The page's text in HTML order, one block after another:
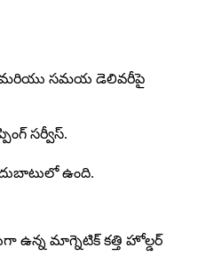
మరియు సమయ డెలివరీపై
సర్వీస్.
ఉంది.